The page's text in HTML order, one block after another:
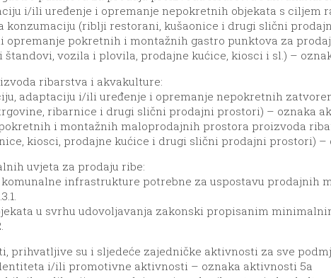
i/ili uređenje i opremanje nepokretnih objekata s ciljem
(riblji restorani, kušaonice i drugi slični
opremanje pokretnih i montažnih gastro punktova za
vozila i plovila, prodajne kućice, kiosci i sl.) –
ribarstva i akvakulture:
adaptaciju i/ili uređenje i opremanje nepokretnih
ribarnice i drugi slični prodajni prostori) – oznaka
i montažnih maloprodajnih prostora proizvoda
kiosci, prodajne kućice i drugi slični prodajni prostori) –
uvjeta za prodaju ribe:
infrastrukture potrebne za uspostavu prodajnih
u svrhu udovoljavanja zakonski propisanim
prihvatljive su i sljedeće zajedničke aktivnosti za sve
i/ili promotivne aktivnosti – oznaka aktivnosti 5a